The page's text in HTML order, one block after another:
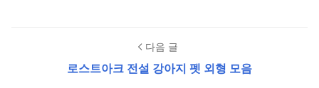
다음 글
로스트아크 전설 강아지 펫 외형 모음